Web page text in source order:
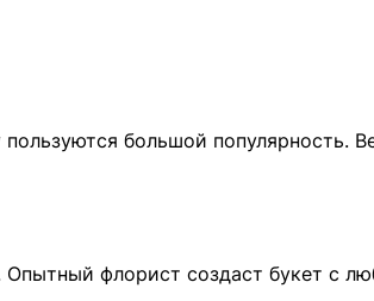
большой
флорист создаст букет с